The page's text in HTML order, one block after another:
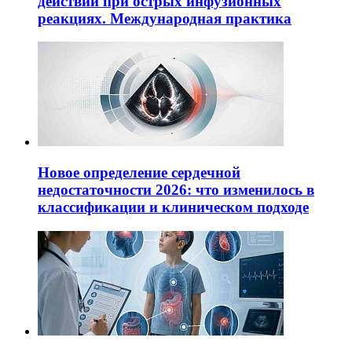
реакциях. Международная практика
Новое определение сердечной
недостаточности 2026: что изменилось в
классификации и клиническом подходе